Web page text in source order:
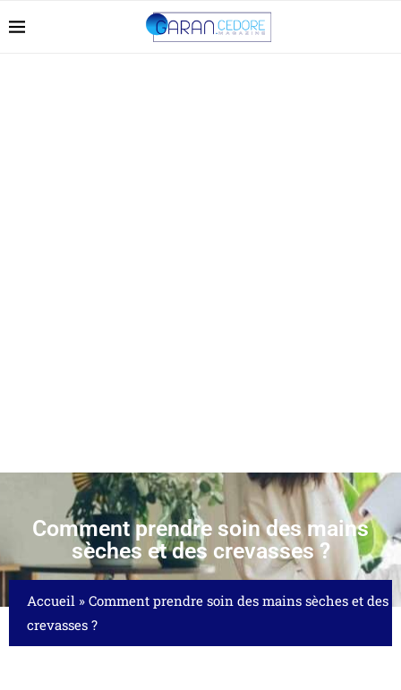
Comment prendre soin des mains
sèches et des crevasses ?
Accueil » Comment prendre soin des mains sèches et des
crevasses ?